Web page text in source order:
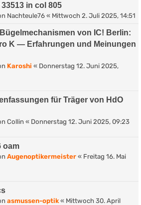
in col 805
Nachteule76 « Mittwoch 2. Juli 2025, 14:51
von IC! Berlin:
K — Erfahrungen und Meinungen
Karoshi « Donnerstag 12. Juni 2025,
für Träger von HdO
Collin « Donnerstag 12. Juni 2025, 09:23
oam
Augenoptikermeister « Freitag 16. Mai
asmussen-optik « Mittwoch 30. April